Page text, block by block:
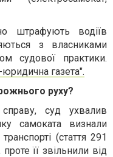
штрафують водіїв
з власниками
судової практики.
газета".
руху?
суд ухвалив
самоката визнали
(стаття 291
її звільнили від